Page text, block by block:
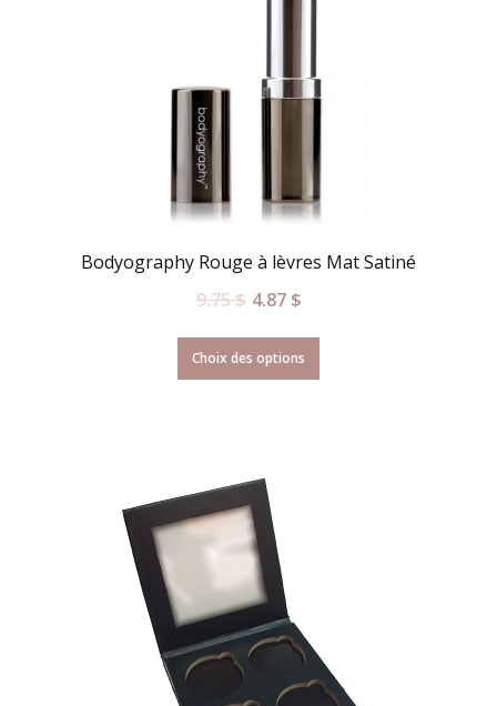
Bodyography Rouge à lèvres Mat Satiné
9.75$ 4.87 $
Choix des options